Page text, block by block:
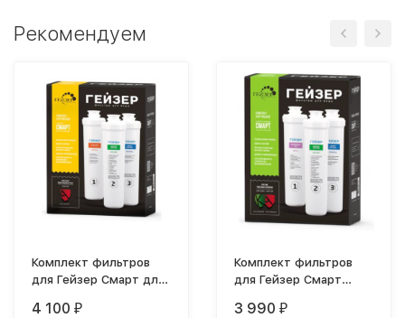
Рекомендуем
Комплект фильтров
для Гейзер Смарт для
4 100 ₽
Комплект фильтров
для Гейзер Смарт
3 990 ₽